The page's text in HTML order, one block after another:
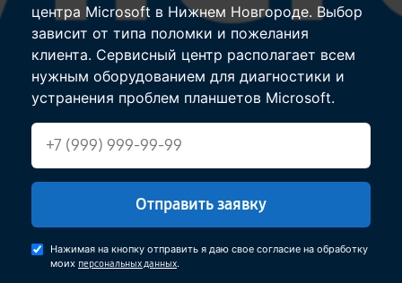
центра Microsoft в Нижнем Новгороде. Выбор
зависит от типа поломки и пожелания
клиента. Сервисный центр располагает всем
нужным оборудованием для диагностики и
устранения проблем планшетов Microsoft.
Отправить заявку
Нажимая на кнопку отправить я даю свое согласие на обработку
моих персональных данных.